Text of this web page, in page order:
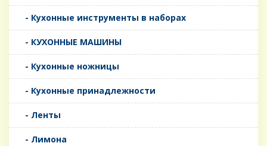
- Кухонные инструменты в наборах
- КУХОННЫЕ МАШИНЫ
- Кухонные ножницы
- Кухонные принадлежности
- Ленты
- Лимона